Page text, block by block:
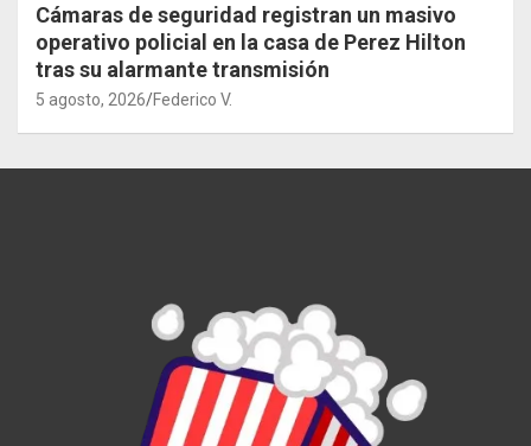
Cámaras de seguridad registran un masivo
operativo policial en la casa de Perez Hilton
tras su alarmante transmisión
5 agosto, 2026 Federico V.